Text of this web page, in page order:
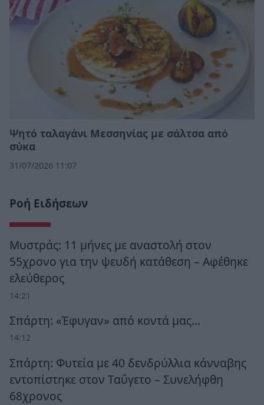
Ψητό ταλαγάνι Μεσσηνίας με σάλτσα από
σύκα
31/07/2026 11:07
Ροή Ειδήσεων
Μυστράς: 11 μήνες με αναστολή στον
55χρονο για την ψευδή κατάθεση – Αφέθηκε
ελεύθερος
14:21
Σπάρτη: «Έφυγαν» από κοντά μας…
14:12
Σπάρτη: Φυτεία με 40 δενδρύλλια κάνναβης
εντοπίστηκε στον Ταΰγετο – Συνελήφθη
68χρονος